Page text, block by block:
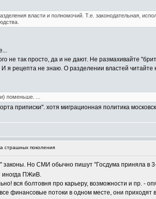
власти и полномочий. Т.е. законодательная,
не так просто, да и не дают. Не размахивайте
рецепта не знаю. О разделении властей читайте
поменьше. ...
приписки". хотя миграционная политика
страшных поколения
законы. Но СМИ обычно пишут "Госдума приняла в
иногда ПЖиВ.
вся болтовня про карьеру, возможности и пр. -
финансовые потоки в одном месте, они приходят